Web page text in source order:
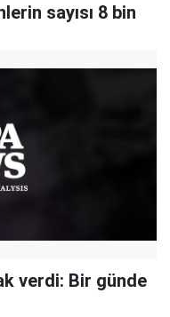
sayısı 8 bin
verdi: Bir günde